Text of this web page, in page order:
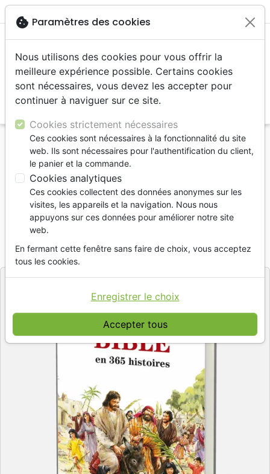
menu
Accueil
Jeunesse
Bible en 365 histoires (La) - Edition révisée
La Bible en 365 histoires
Edition révisée
Mary Batchelor
Référence EXL0332
9782755003321
EditeurExcelsis
cookie Paramètres des cookies
Nous utilisons des cookies pour vous offrir la
meilleure expérience possible. Certains cookies
sont nécessaires, vous devez les accepter pour
continuer à naviguer sur ce site.
Cookies strictement nécessaires
Ces cookies sont nécessaires à la fonctionnalité du site
web. Ils sont nécessaires pour l'authentification du client,
le panier et la commande.
Cookies analytiques
Ces cookies collectent des données anonymes sur les
visites, les appareils et la navigation. Nous nous
appuyons sur ces données pour améliorer notre site
web.
En fermant cette fenêtre sans faire de choix, vous acceptez
tous les cookies.
Accepter tous
Enregistrer le choix